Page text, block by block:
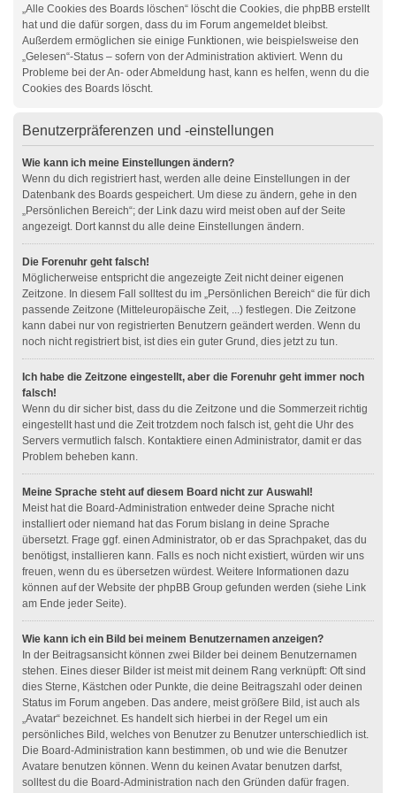
„Alle Cookies des Boards löschen“ löscht die Cookies, die phpBB erstellt
hat und die dafür sorgen, dass du im Forum angemeldet bleibst.
Außerdem ermöglichen sie einige Funktionen, wie beispielsweise den
„Gelesen“-Status – sofern von der Administration aktiviert. Wenn du
Probleme bei der An- oder Abmeldung hast, kann es helfen, wenn du die
Cookies des Boards löscht.
Benutzerpräferenzen und -einstellungen
Wie kann ich meine Einstellungen ändern?
Wenn du dich registriert hast, werden alle deine Einstellungen in der
Datenbank des Boards gespeichert. Um diese zu ändern, gehe in den
„Persönlichen Bereich“; der Link dazu wird meist oben auf der Seite
angezeigt. Dort kannst du alle deine Einstellungen ändern.
Die Forenuhr geht falsch!
Möglicherweise entspricht die angezeigte Zeit nicht deiner eigenen
Zeitzone. In diesem Fall solltest du im „Persönlichen Bereich“ die für dich
passende Zeitzone (Mitteleuropäische Zeit, ...) festlegen. Die Zeitzone
kann dabei nur von registrierten Benutzern geändert werden. Wenn du
noch nicht registriert bist, ist dies ein guter Grund, dies jetzt zu tun.
Ich habe die Zeitzone eingestellt, aber die Forenuhr geht immer noch
falsch!
Wenn du dir sicher bist, dass du die Zeitzone und die Sommerzeit richtig
eingestellt hast und die Zeit trotzdem noch falsch ist, geht die Uhr des
Servers vermutlich falsch. Kontaktiere einen Administrator, damit er das
Problem beheben kann.
Meine Sprache steht auf diesem Board nicht zur Auswahl!
Meist hat die Board-Administration entweder deine Sprache nicht
installiert oder niemand hat das Forum bislang in deine Sprache
übersetzt. Frage ggf. einen Administrator, ob er das Sprachpaket, das du
benötigst, installieren kann. Falls es noch nicht existiert, würden wir uns
freuen, wenn du es übersetzen würdest. Weitere Informationen dazu
können auf der Website der phpBB Group gefunden werden (siehe Link
am Ende jeder Seite).
Wie kann ich ein Bild bei meinem Benutzernamen anzeigen?
In der Beitragsansicht können zwei Bilder bei deinem Benutzernamen
stehen. Eines dieser Bilder ist meist mit deinem Rang verknüpft: Oft sind
dies Sterne, Kästchen oder Punkte, die deine Beitragszahl oder deinen
Status im Forum angeben. Das andere, meist größere Bild, ist auch als
„Avatar“ bezeichnet. Es handelt sich hierbei in der Regel um ein
persönliches Bild, welches von Benutzer zu Benutzer unterschiedlich ist.
Die Board-Administration kann bestimmen, ob und wie die Benutzer
Avatare benutzen können. Wenn du keinen Avatar benutzen darfst,
solltest du die Board-Administration nach den Gründen dafür fragen.